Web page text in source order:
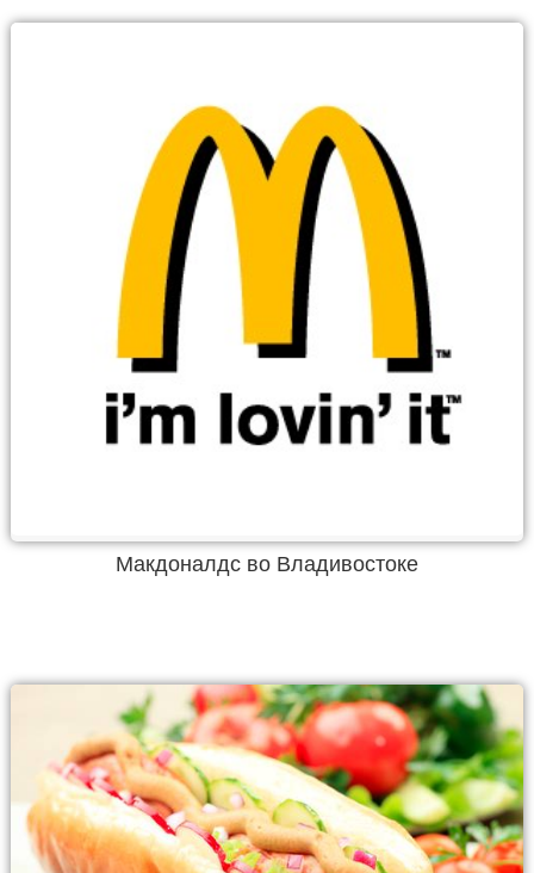
Макдоналдс во Владивостоке